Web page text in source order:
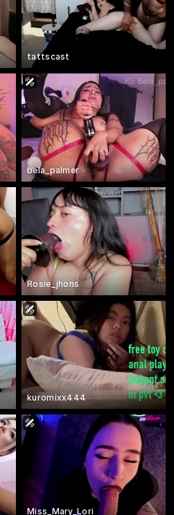
tattscast
bela_palmer
Rosie_jhons
kuromixx444
Miss_Mary_Lori